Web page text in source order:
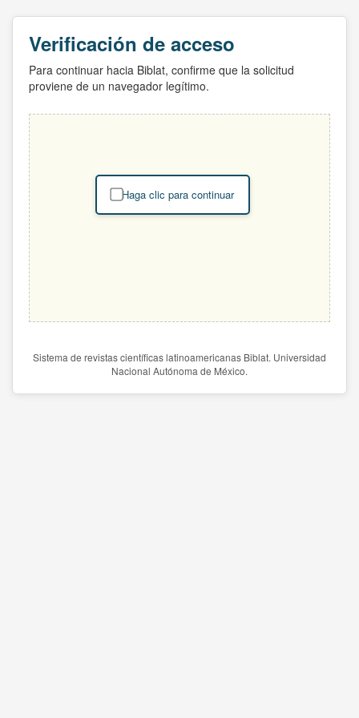
Verificación de acceso
Para continuar hacia Biblat, confirme que la solicitud
proviene de un navegador legítimo.
Haga clic para continuar
Sistema de revistas científicas latinoamericanas Biblat. Universidad
Nacional Autónoma de México.